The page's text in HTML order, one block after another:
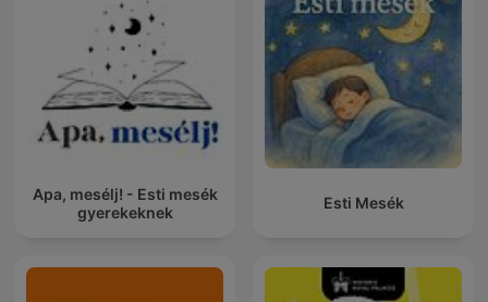
Apa, mesélj! - Esti mesék
gyerekeknek
Esti Mesék